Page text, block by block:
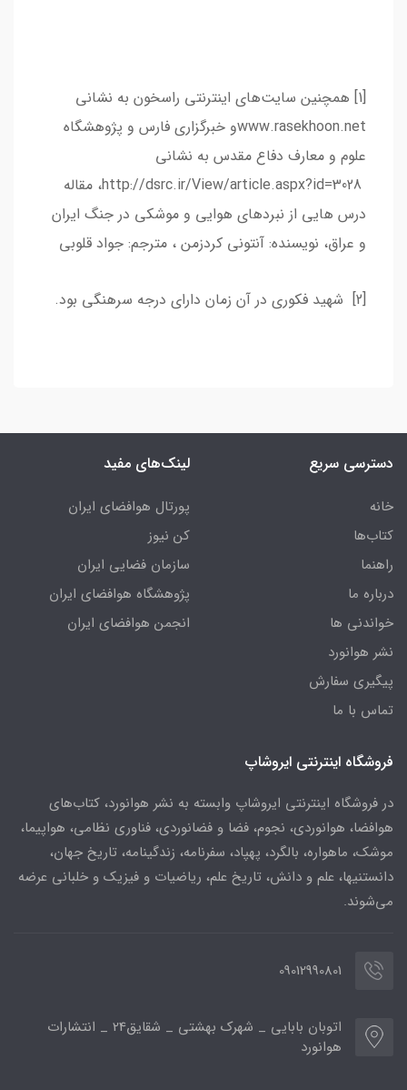
[1] همچنین سایت‌های اینترنتی راسخون به نشانی
www.rasekhoon.netو خبرگزاری فارس و پژوهشگاه
علوم و معارف دفاع مقدس به نشانی
http://dsrc.ir/View/article.aspx?id=3028، مقاله
درس هايي از نبردهاي هوايي و موشكي در جنگ ايران
و عراق، نویسنده: آنتوني كردزمن ، مترجم: جواد قلوبي
[2] شهید فکوری در آن زمان دارای درجه سرهنگی بود.
دسترسی سریع
خانه
کتاب‌ها
راهنما
درباره ما
خواندنی ها
نشر هوانورد
پیگیری سفارش
تماس با ما
لینک‌های مفید
پورتال هوافضای ایران
کن نیوز
سازمان فضایی ایران
پژوهشگاه هوافضای ایران
انجمن هوافضای ایران
فروشگاه اینترنتی ایروشاپ
در فروشگاه اینترنتی ایروشاپ وابسته به نشر هوانورد، کتاب‌های
هوافضا، هوانوردی، نجوم، فضا و فضانوردی، فناوری نظامی، هواپیما،
موشک، ماهواره، بالگرد، پهپاد، سفرنامه، زندگینامه، تاریخ جهان،
دانستنیها، علم و دانش، تاریخ علم، ریاضیات و فیزیک و خلبانی عرضه
می‌شوند.
09012990801
اتوبان بابایی _ شهرک بهشتی _ شقایق24 _ انتشارات
هوانورد